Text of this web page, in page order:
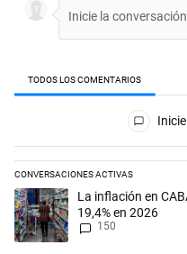
TODOS LOS COMENTARIOS
Todos los comentarios
CONVERSACIONES ACTIVAS
Este listado muestra los
Un artículo de tendencia con
La inflación en
19,4% en 2026
150